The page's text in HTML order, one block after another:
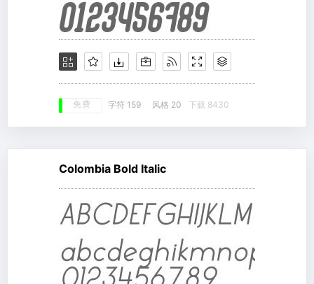
免费 字符 159 风格 20 下载 8430
Colombia Bold Italic